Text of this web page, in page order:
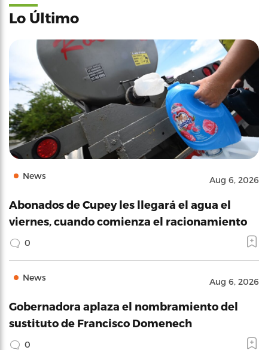
Lo Último
News Aug 6, 2026
Abonados de Cupey les llegará el agua el
viernes, cuando comienza el racionamiento
0
News Aug 6, 2026
Gobernadora aplaza el nombramiento del
sustituto de Francisco Domenech
0